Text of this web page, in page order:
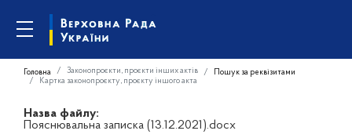
Головна Законопроєкти, проєкти інших актів
Пошук за реквізитами
Картка законопроєкту, проєкту іншого акта
Назва файлу:
Пояснювальна записка (13.12.2021).docx